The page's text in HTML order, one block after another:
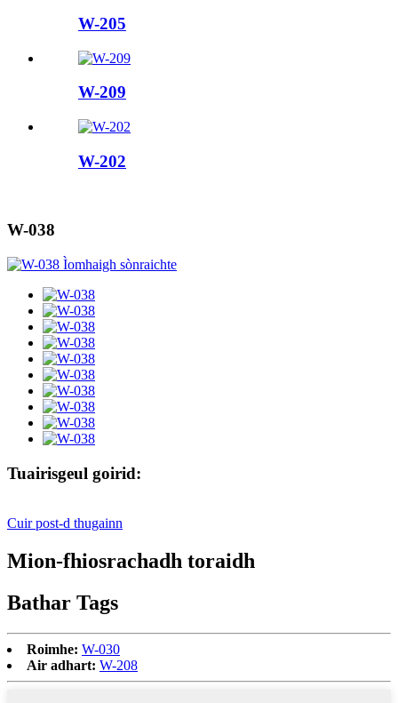
W-205
W-209
W-202
W-038
Tuairisgeul goirid:
Cuir post-d thugainn
Mion-fhiosrachadh toraidh
Bathar Tags
Roimhe: W-030
Air adhart: W-208